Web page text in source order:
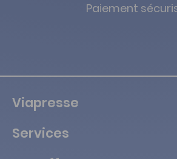
Paiement
Viapresse
Services